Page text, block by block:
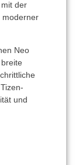
der
moderner
Neo
und